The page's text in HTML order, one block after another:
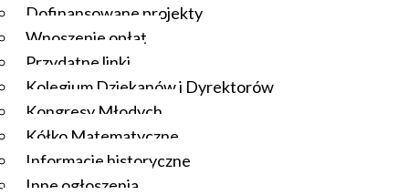
Dofinansowane projekty
Wnoszenie opłat
Przydatne linki
Kolegium Dziekanów i Dyrektorów
Kongresy Młodych
Kółko Matematyczne
Informacje historyczne
Inne ogłoszenia